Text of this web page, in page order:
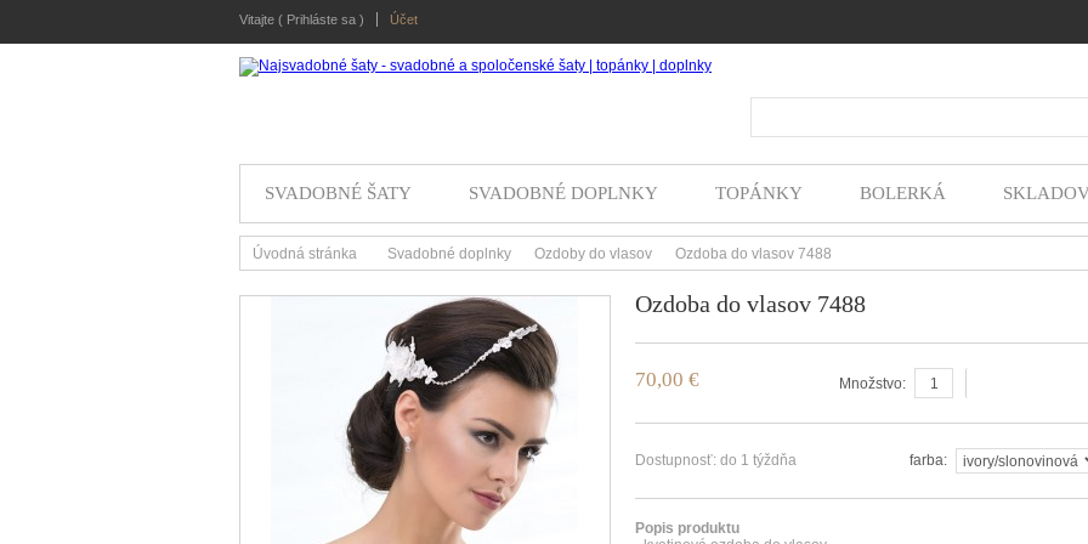
Vitajte ( Prihláste sa ) Účet
SVADOBNÉ ŠATY SVADOBNÉ DOPLNKY TOPÁNKY BOLERKÁ
Úvodná stránka
>
Svadobné doplnky
>
Ozdoby do vlasov
>
Ozdoba do vlasov 7488
Ozdoba do vlasov 7488
70,00 € Množstvo:
Dostupnosť: do 1 týždňa farba:
Popis produktu